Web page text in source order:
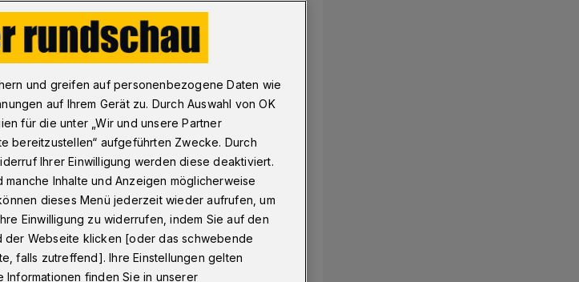
auf der
Prognose-
und greifen auf personenbezogene Daten wie
auf Ihrem Gerät zu. Durch Auswahl von OK
für die unter „Wir und unsere Partner
bereitzustellen“ aufgeführten Zwecke. Durch
Ihrer Einwilligung werden diese deaktiviert.
Inhalte und Anzeigen möglicherweise
dieses Menü jederzeit wieder aufrufen, um
Einwilligung zu widerrufen, indem Sie auf den
der Webseite klicken [oder das schwebende
falls zutreffend]. Ihre Einstellungen gelten
Informationen finden Sie in unserer